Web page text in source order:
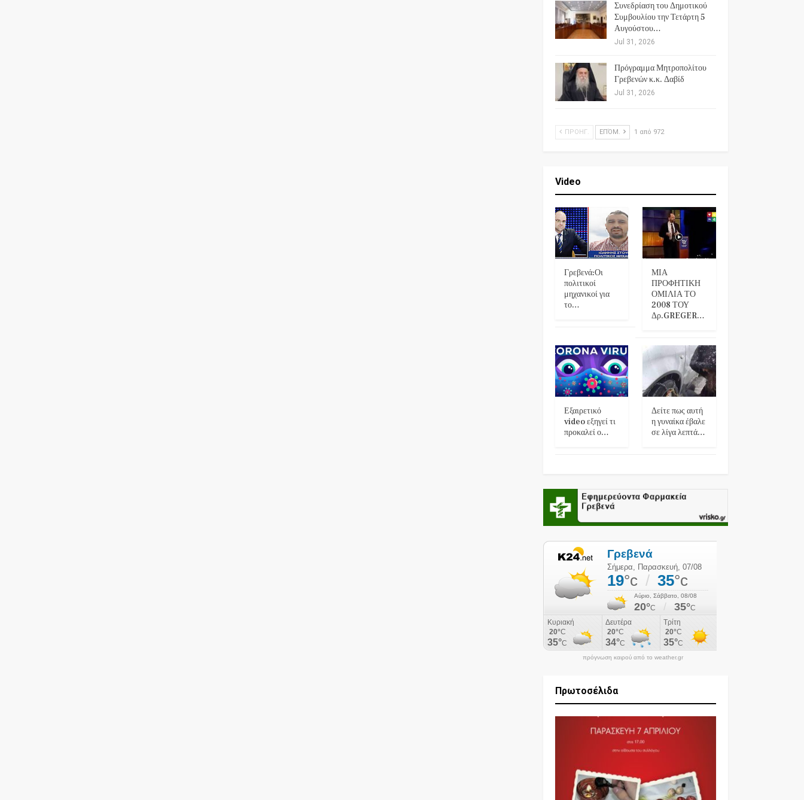
Συνεδρίαση του Δημοτικού
Συμβουλίου την Τετάρτη 5
Αυγούστου…
Jul 31, 2026
Πρόγραμμα Μητροπολίτου
Γρεβενών κ.κ. Δαβίδ
Jul 31, 2026
ΠΡΟΗΓ. ΕΠΌΜ. 1 από 972
Video
Γρεβενά:Οι
πολιτικοί
μηχανικοί για
το…
ΜΙΑ
ΠΡΟΦΗΤΙΚΗ
ΟΜΙΛΙΑ ΤΟ
2008 ΤΟΥ
Δρ.GREGER…
Εξαιρετικό
video εξηγεί τι
προκαλεί ο…
Δείτε πως αυτή
η γυναίκα έβαλε
σε λίγα λεπτά…
πρόγνωση καιρού από το weather.gr
Πρωτοσέλιδα